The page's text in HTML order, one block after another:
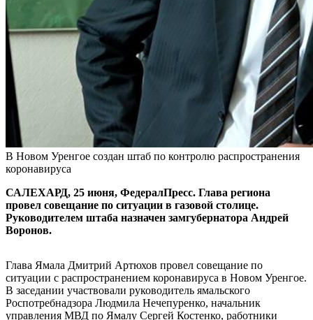
В Новом Уренгое создан штаб по контролю распространения
коронавируса
САЛЕХАРД, 25 июня, ФедералПресс. Глава региона
провел совещание по ситуации в газовой столице.
Руководителем штаба назначен замгубернатора Андрей
Воронов.
Глава Ямала Дмитрий Артюхов провел совещание по
ситуации с распространением коронавируса в Новом Уренгое.
В заседании участвовали руководитель ямальского
Роспотребнадзора Людмила Нечепуренко, начальник
управления МВД по Ямалу Сергей Костенко, работники